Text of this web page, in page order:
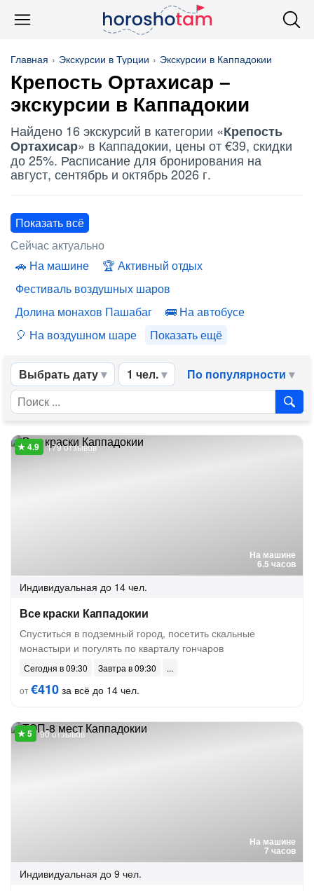
Главная Экскурсии в Турции Экскурсии в Каппадокии
Крепость Ортахисар –
экскурсии в Каппадокии
Найдено 16 экскурсий в категории «Крепость
Ортахисар» в Каппадокии, цены от €39, скидки
до 25%. Расписание для бронирования на
август, сентябрь и октябрь 2026 г.
Показать всё
Сейчас актуально
На машине
Активный отдых
Фестиваль воздушных шаров
Долина монахов Пашабаг
На автобусе
На воздушном шаре
Показать ещё
Выбрать дату 1 чел. По популярности
На машине
6.5 часов
179 отзывов
Индивидуальная до 14 чел.
Все краски Каппадокии
Спуститься в подземный город, посетить скальные
монастыри и погулять по кварталу гончаров
Сегодня в 09:30
Завтра в 09:30
от€410 за всё до 14 чел.
На машине
7 часов
90 отзывов
Индивидуальная до 9 чел.